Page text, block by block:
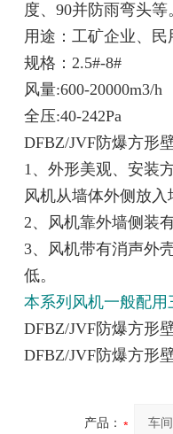
度、90并防雨弯头等
用途：工矿企业、
规格：2.5#-8#
风量:600-
全压:40-242Pa
DFBZ/JVF防爆方形
1、外形美观、安装
风机从墙体外侧放
2、风机靠外墙侧装
3、风机带有消声外
低。
本系列风机一般配
DFBZ/JVF防爆方形
DFBZ/JVF防爆方形
产品：